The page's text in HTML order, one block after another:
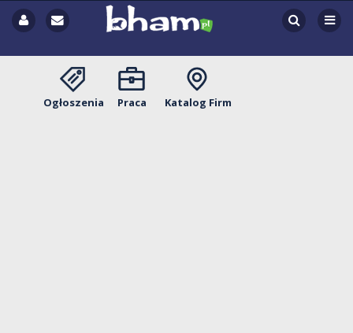
Ogłoszenia Praca Katalog Firm